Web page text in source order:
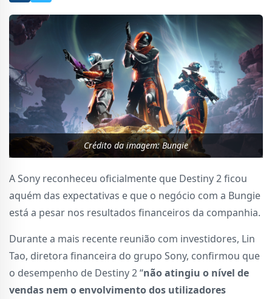
Crédito da imagem: Bungie
A Sony reconheceu oficialmente que Destiny 2 ficou
aquém das expectativas e que o negócio com a Bungie
está a pesar nos resultados financeiros da companhia.
Durante a mais recente reunião com investidores, Lin
Tao, diretora financeira do grupo Sony, confirmou que
o desempenho de Destiny 2 “não atingiu o nível de
vendas nem o envolvimento dos utilizadores